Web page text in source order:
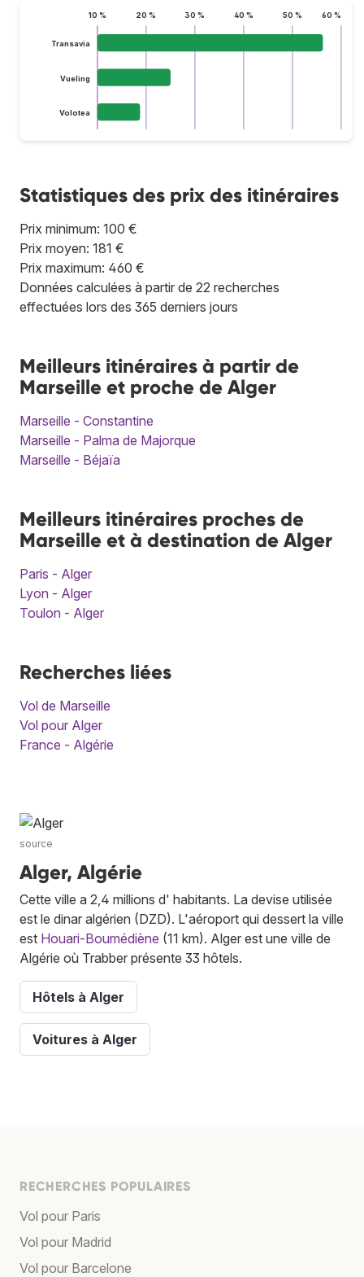
10 % 20 % 30 % 40 % 50 % 60 %
Transavia
Vueling
Volotea
Statistiques des prix des itinéraires
Prix minimum: 100 €
Prix moyen: 181 €
Prix maximum: 460 €
Données calculées à partir de 22 recherches
effectuées lors des 365 derniers jours
Meilleurs itinéraires à partir de
Marseille et proche de Alger
Marseille - Constantine
Marseille - Palma de Majorque
Marseille - Béjaïa
Meilleurs itinéraires proches de
Marseille et à destination de Alger
Paris - Alger
Lyon - Alger
Toulon - Alger
Recherches liées
Vol de Marseille
Vol pour Alger
France - Algérie
source
Alger, Algérie
Cette ville a 2,4 millions d' habitants. La devise utilisée
est le dinar algérien (DZD). L'aéroport qui dessert la ville
est Houari-Boumédiène (11 km). Alger est une ville de
Algérie où Trabber présente 33 hôtels.
Hôtels à Alger
Voitures à Alger
RECHERCHES POPULAIRES
Vol pour Paris
Vol pour Madrid
Vol pour Barcelone